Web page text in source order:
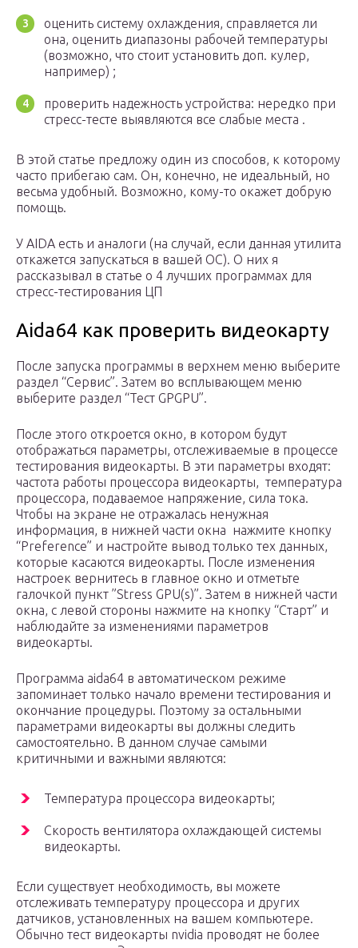
оценить систему охлаждения, справляется ли
она, оценить диапазоны рабочей температуры
(возможно, что стоит установить доп. кулер,
например) ;
проверить надежность устройства: нередко при
стресс-тесте выявляются все слабые места .
В этой статье предложу один из способов, к которому
часто прибегаю сам. Он, конечно, не идеальный, но
весьма удобный. Возможно, кому-то окажет добрую
помощь.
У AIDA есть и аналоги (на случай, если данная утилита
откажется запускаться в вашей ОС). О них я
рассказывал в статье о 4 лучших программах для
стресс-тестирования ЦП
Aida64 как проверить видеокарту
После запуска программы в верхнем меню выберите
раздел “Сервис”. Затем во всплывающем меню
выберите раздел “Тест GPGPU”.
После этого откроется окно, в котором будут
отображаться параметры, отслеживаемые в процессе
тестирования видеокарты. В эти параметры входят:
частота работы процессора видеокарты, температура
процессора, подаваемое напряжение, сила тока.
Чтобы на экране не отражалась ненужная
информация, в нижней части окна нажмите кнопку
“Preference” и настройте вывод только тех данных,
которые касаются видеокарты. После изменения
настроек вернитесь в главное окно и отметьте
галочкой пункт ”Stress GPU(s)”. Затем в нижней части
окна, с левой стороны нажмите на кнопку “Старт” и
наблюдайте за изменениями параметров
видеокарты.
Программа aida64 в автоматическом режиме
запоминает только начало времени тестирования и
окончание процедуры. Поэтому за остальными
параметрами видеокарты вы должны следить
самостоятельно. В данном случае самыми
критичными и важными являются:
Температура процессора видеокарты;
Скорость вентилятора охлаждающей системы
видеокарты.
Если существует необходимость, вы можете
отслеживать температуру процессора и других
датчиков, установленных на вашем компьютере.
Обычно тест видеокарты nvidia проводят не более